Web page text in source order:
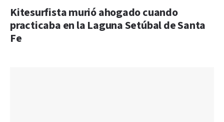
Kitesurfista murió ahogado cuando
practicaba en la Laguna Setúbal de Santa
Fe